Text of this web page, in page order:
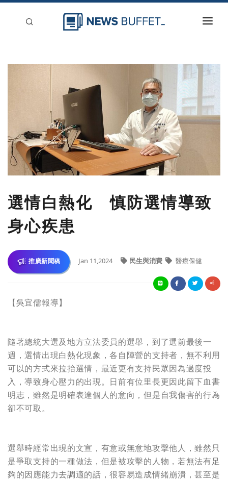
新聞稿分類
選情白熱化 慎防選情導致
身心疾患
推廣新聞稿 Jan 11,2024 民生與消費 醫療保健
【吳宜儒報導】
隨著總統大選及地方立法委員的選舉，到了選前最後一
週，選情出現白熱化現象，各自陣營的支持者，無不利用
可以的方式來拉抬選情，最近更有支持民眾因為過度投
入，導致身心壓力的出現。日前有位里長更因此留下血書
明志，雖然是明確表達個人的意向，但是自我傷害的行為
卻不可取。
選舉時經常出現的文宣，有意或無意地攻擊他人，雖然只
是爭取支持的一種做法，但是被攻擊的人物，若無法有足
夠的因應能力去調適的話，很容易造成情緒崩潰，甚至是